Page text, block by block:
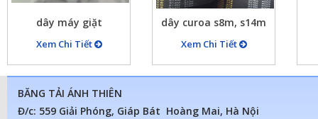
dây máy giặt
Xem Chi Tiết
dây curoa s8m, s14m
Xem Chi Tiết
BĂNG TẢI ÁNH THIÊN
Đ/c: 559 Giải Phóng, Giáp Bát Hoàng Mai, Hà Nội